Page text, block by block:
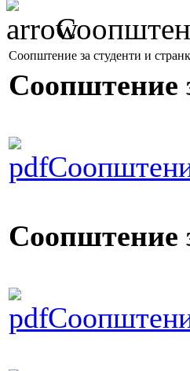
Соопштение за студенти и
Соопштение
Соопштение